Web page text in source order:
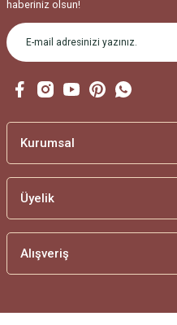
haberiniz olsun!
Kurumsal
Üyelik
Alışveriş